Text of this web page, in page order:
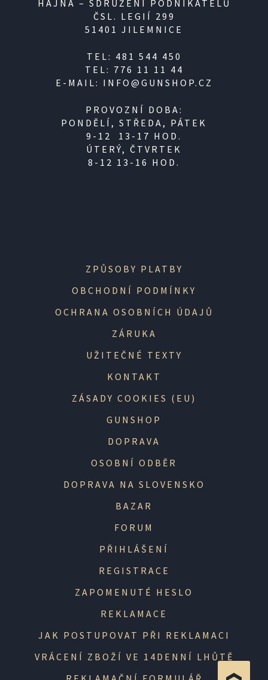
HAJNA – SDRUŽENÍ PODNIKATELŮ
ČSL. LEGIÍ 299
51401 JILEMNICE
TEL: 481 544 450
TEL: 776 11 11 44
E-MAIL: INFO@GUNSHOP.CZ
PROVOZNÍ DOBA:
PONDĚLÍ, STŘEDA, PÁTEK
9-12 13-17 HOD.
ÚTERÝ, ČTVRTEK
8-12 13-16 HOD.
ZPŮSOBY PLATBY
OBCHODNÍ PODMÍNKY
OCHRANA OSOBNÍCH ÚDAJŮ
ZÁRUKA
UŽITEČNÉ TEXTY
KONTAKT
ZÁSADY COOKIES (EU)
GUNSHOP
DOPRAVA
OSOBNÍ ODBĚR
DOPRAVA NA SLOVENSKO
BAZAR
FORUM
PŘIHLÁŠENÍ
REGISTRACE
ZAPOMENUTÉ HESLO
REKLAMACE
JAK POSTUPOVAT PŘI REKLAMACI
VRÁCENÍ ZBOŽÍ VE 14DENNÍ LHŮTĚ